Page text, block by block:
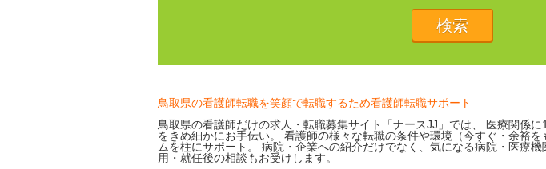
鳥取県の看護師転職を笑顔で転職するため看護師転職サポート
鳥取県の看護師だけの求人・転職募集サイト「ナースJJ」では、 医療関係
をきめ細かにお手伝い。 看護師の様々な転職の条件や環境（今すぐ・余裕
ムを柱にサポート。 病院・企業への紹介だけでなく、気になる病院・医療
用・就任後の相談もお受けします。